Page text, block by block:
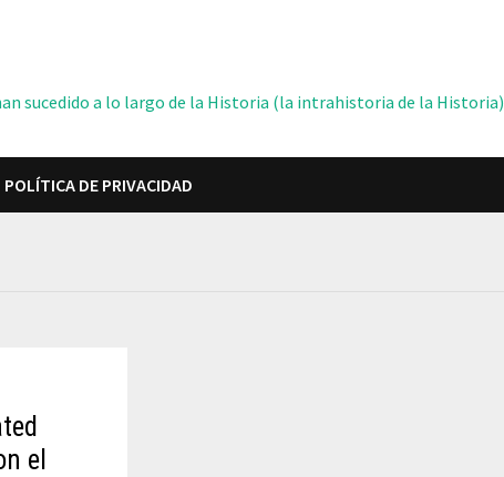
sucedido a lo largo de la Historia (la intrahistoria de la Historia)
POLÍTICA DE PRIVACIDAD
el